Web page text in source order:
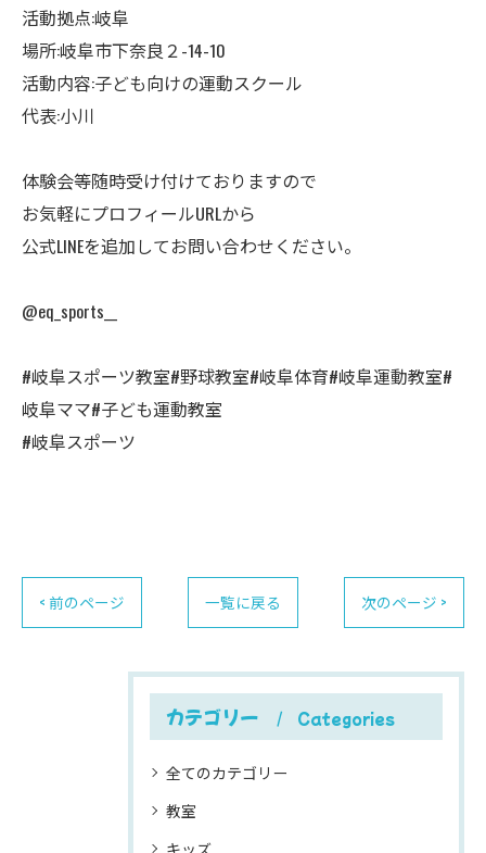
活動拠点:岐阜
場所:岐阜市下奈良２-14-10
活動内容:子ども向けの運動スクール
代表:小川
体験会等随時受け付けておりますので
お気軽にプロフィールURLから
公式LINEを追加してお問い合わせください。
@eq_sports__
#岐阜スポーツ教室#野球教室#岐阜体育#岐阜運動教室#
岐阜ママ#子ども運動教室
#岐阜スポーツ
< 前のページ 一覧に戻る 次のページ >
カテゴリー Categories
全てのカテゴリー
教室